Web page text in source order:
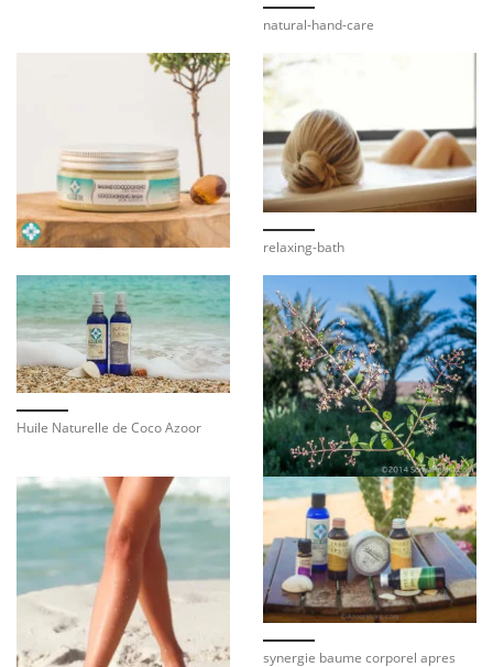
natural-hand-care
relaxing-bath
Huile Naturelle de Coco Azoor
synergie baume corporel apres